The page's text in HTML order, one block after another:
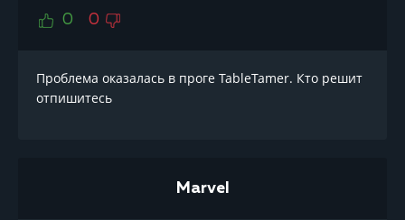
0 0
Проблема оказалась в проге TableTamer. Кто решит
отпишитесь
Marvel